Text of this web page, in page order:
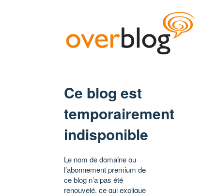
Ce blog est
temporairement
indisponible
Le nom de domaine ou
l’abonnement premium de
ce blog n’a pas été
renouvelé, ce qui explique